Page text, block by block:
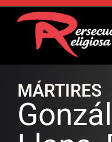
MÁRTIRES